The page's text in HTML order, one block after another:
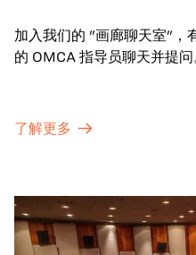
加入我们的 "画廊聊天室"，
的 OMCA 指导员聊天并提问
了解更多